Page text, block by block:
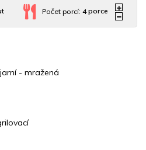
Počet porcí:4 porce
- mražená